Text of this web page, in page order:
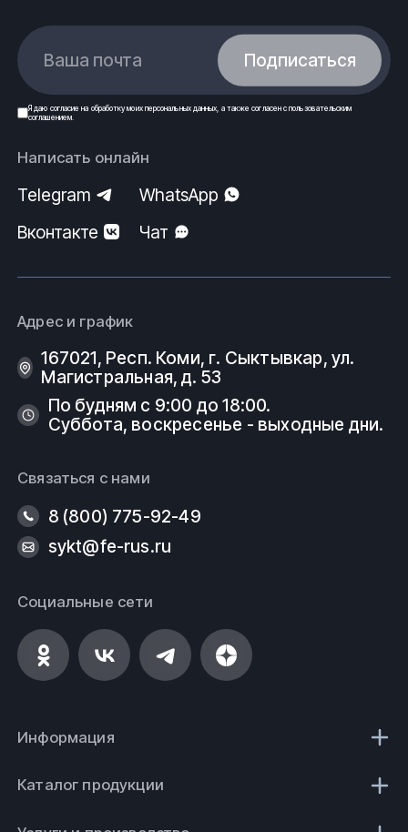
Ваша почта Подписаться
Я даю согласие на обработку моих персональных данных , а также согласен спользовательским
соглашением.
Написать онлайн
Telegram
WhatsApp
Вконтакте
Чат
Адрес и график
167021, Респ. Коми, г. Сыктывкар, ул.
Магистральная, д. 53
По будням с 9:00 до 18:00.
Суббота, воскресенье - выходные дни.
Связаться с нами
8 (800) 775-92-49
sykt@fe-rus.ru
Социальные сети
Информация
Каталог продукции